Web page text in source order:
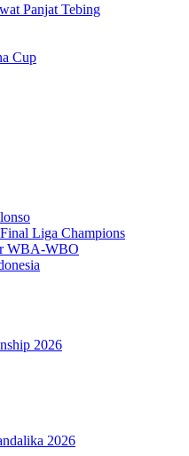
Panjat Tebing
Cup
Liga Champions
WBA-WBO
2026
2026